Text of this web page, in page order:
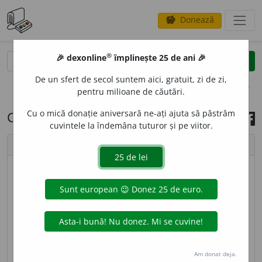
savings Donează
opțiuni
Cuvântul zilei, 4 iunie 2022
imagine © Andrea Homorodean
MINĂ s. f.(Rar) Veste, faimă. ◊Loc. adj.
=a)vestit, renumit, neuitat;b)strașnic,
= a se răspândi vestea în lume, a se
🎉 dexonline® împlinește 25 de ani 🎉
De un sfert de secol suntem aici, gratuit, zi de zi,
pentru milioane de căutări.
Cu o mică donație aniversară ne-ați ajuta să păstrăm
cuvintele la îndemâna tuturor și pe viitor.
Am donat deja.